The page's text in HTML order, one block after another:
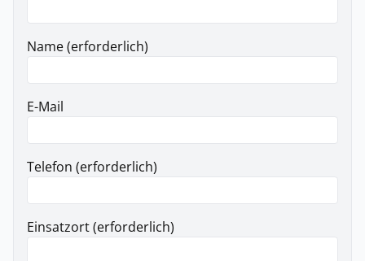
Name (erforderlich)
E-Mail
Telefon (erforderlich)
Einsatzort (erforderlich)